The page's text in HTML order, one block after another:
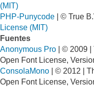
(MIT)
PHP-Punycode | © True
License (MIT)
Fuentes
Anonymous Pro | © 2009
Open Font License,
ConsolaMono | © 2012 |
Open Font License,